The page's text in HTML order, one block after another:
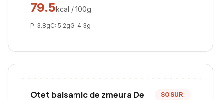
79.5kcal / 100g
P: 3.8gC: 5.2gG: 4.3g
Otet balsamic de zmeura De
SOSURI